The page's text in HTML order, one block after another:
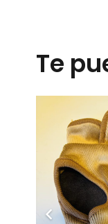
Te
Polera